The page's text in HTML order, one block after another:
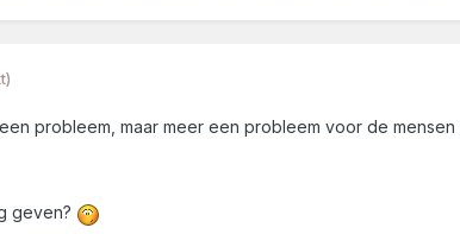
probleem, maar meer een probleem voor de
geven?